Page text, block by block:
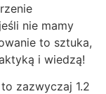
nie mamy
to sztuka,
i wiedzą!
zazwyczaj 1.2